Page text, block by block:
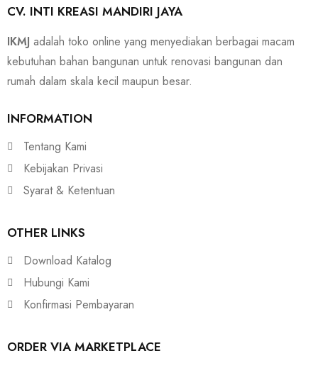
CV. INTI KREASI MANDIRI JAYA
IKMJ adalah toko online yang menyediakan berbagai macam
kebutuhan bahan bangunan untuk renovasi bangunan dan
rumah dalam skala kecil maupun besar.
INFORMATION
Tentang Kami
Kebijakan Privasi
Syarat & Ketentuan
OTHER LINKS
Download Katalog
Hubungi Kami
Konfirmasi Pembayaran
ORDER VIA MARKETPLACE